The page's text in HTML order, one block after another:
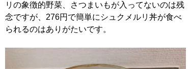
リの象徴的野菜、さつまいもが入ってないのは残
念ですが、276円で簡単にシュクメルリ丼が食べ
られるのはありがたいです。